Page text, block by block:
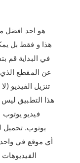
هو احد افضل
هذا و فقط بل
في البداية قم
عن المقطع
هذا التطبيق ليس
فيديو
يوتوب. تحميل
أي موقع في